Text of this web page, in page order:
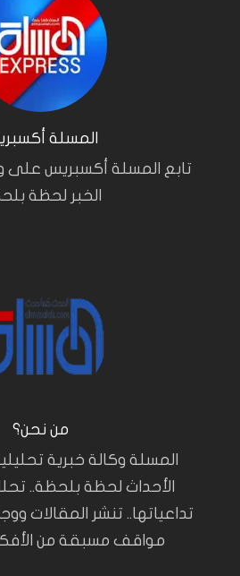
المسلة
تابع المسلة أكسبريس على
الخبر لحظة
من نحن؟
المسلة وكالة خبرية
الأحداث لحظة بلحظة..
تداعياتها.. تنشر المقالات
مواقف مسبقة من